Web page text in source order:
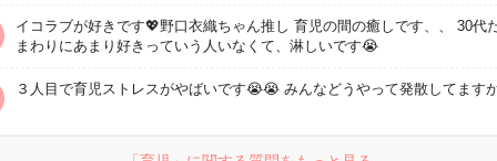
イコラブが好きです💖野口衣織ちゃん推し 育児の間の癒しです、、 30代
まわりにあまり好きっていう人いなくて、淋しいです😭
３人目で育児ストレスがやばいです😭😭 みんなどうやって発散してます